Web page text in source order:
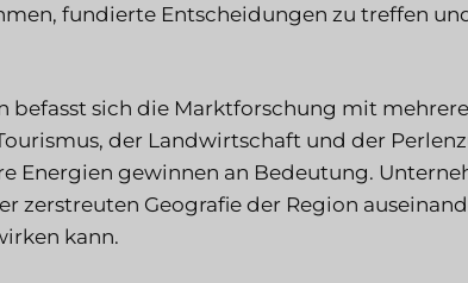
fundierte Entscheidungen zu treffen
befasst sich die Marktforschung mit
der Landwirtschaft und der
Energien gewinnen an Bedeutung.
zerstreuten Geografie der Region
kann.